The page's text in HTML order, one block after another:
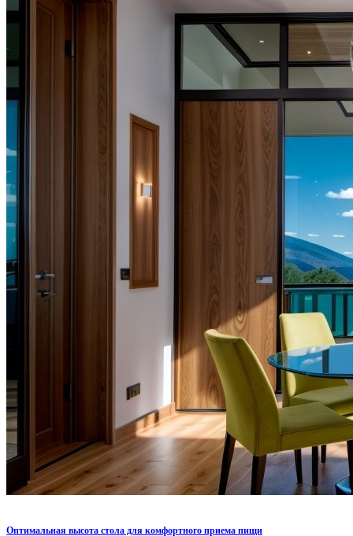
Оптимальная высота стола для комфортного приема пищи